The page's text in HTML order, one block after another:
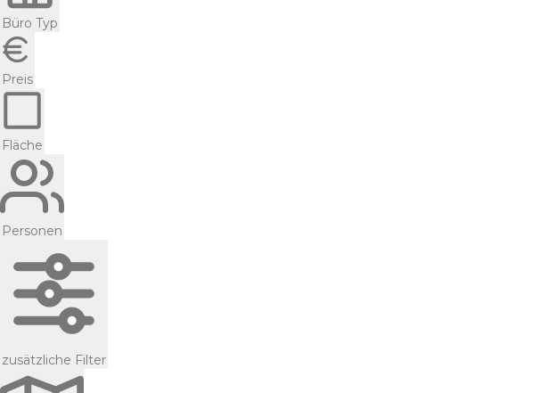
Büro Typ
Preis
Fläche
Personen
zusätzliche Filter